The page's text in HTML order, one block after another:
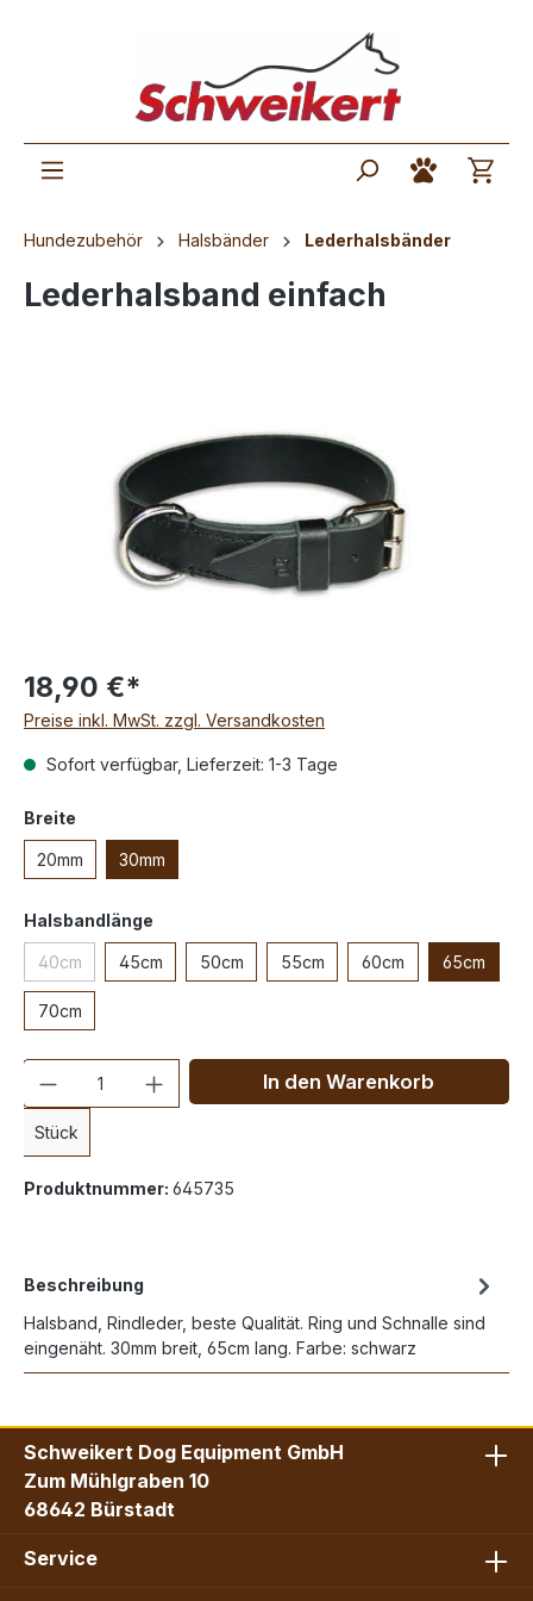
Hundezubehör Halsbänder Lederhalsbänder
Lederhalsband einfach
18,90 €*
Preise inkl. MwSt. zzgl. Versandkosten
Sofort verfügbar, Lieferzeit: 1-3 Tage
Breite
20mm 30mm
Halsbandlänge
40cm 45cm 50cm 55cm 60cm 65cm
70cm
Anzahl
Stück
In den Warenkorb
Produktnummer: 645735
Beschreibung
Halsband, Rindleder, beste Qualität. Ring und Schnalle sind
eingenäht. 30mm breit, 65cm lang. Farbe: schwarz
Schweikert Dog Equipment GmbH
Zum Mühlgraben 10
68642 Bürstadt
Service